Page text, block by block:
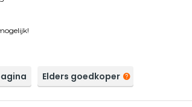
Elders goedkoper